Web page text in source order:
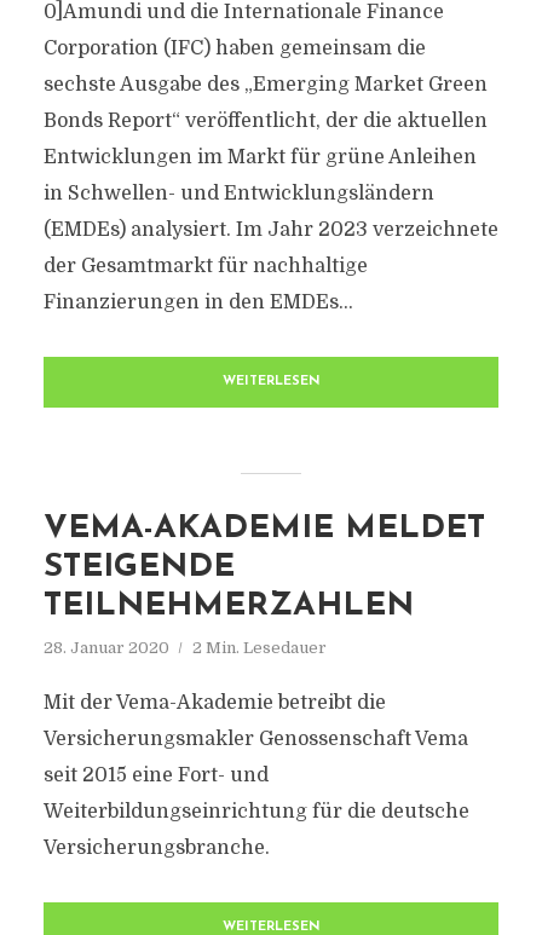
0]Amundi und die Internationale Finance
Corporation (IFC) haben gemeinsam die
sechste Ausgabe des „Emerging Market Green
Bonds Report“ veröffentlicht, der die aktuellen
Entwicklungen im Markt für grüne Anleihen
in Schwellen- und Entwicklungsländern
(EMDEs) analysiert. Im Jahr 2023 verzeichnete
der Gesamtmarkt für nachhaltige
Finanzierungen in den EMDEs...
WEITERLESEN
VEMA-AKADEMIE MELDET
STEIGENDE
TEILNEHMERZAHLEN
28. Januar 2020 2 Min. Lesedauer
Mit der Vema-Akademie betreibt die
Versicherungsmakler Genossenschaft Vema
seit 2015 eine Fort- und
Weiterbildungseinrichtung für die deutsche
Versicherungsbranche.
WEITERLESEN